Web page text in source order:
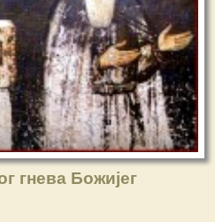
гнева Божијег